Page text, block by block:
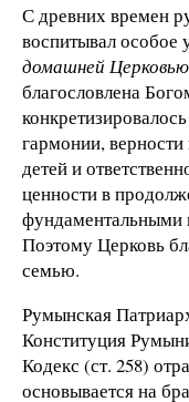
С древних времен
воспитывал особое
домашней Церковью
благословлена
гармонии,
детей и
ценности в
фундаментальными
Поэтому Церковь
семью.
Румынская
Конституция
Кодекс (ст. 258)
основывается на